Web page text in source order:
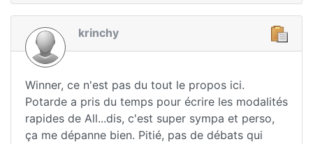
krinchy
Winner, ce n'est pas du tout le propos ici.
Potarde a pris du temps pour écrire les modalités
rapides de All...dis, c'est super sympa et perso,
ça me dépanne bien. Pitié, pas de débats qui